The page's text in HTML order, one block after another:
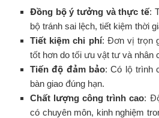
Đồng bộ ý tưởng và thực tế:
bộ tránh sai lệch, tiết kiệm thời
Tiết kiệm chi phí: Đơn vị trọn
tốt hơn do tối ưu vật tư và nhân
Tiến độ đảm bảo: Có lộ trình
bàn giao đúng hạn.
Chất lượng công trình cao:
có chuyên môn, kinh nghiệm